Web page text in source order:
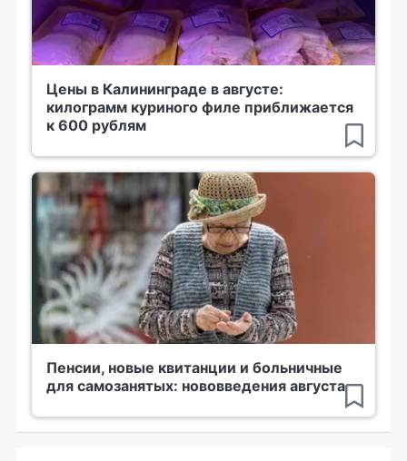
Цены в Калининграде в августе:
килограмм куриного филе приближается
к 600 рублям
Пенсии, новые квитанции и больничные
для самозанятых: нововведения августа